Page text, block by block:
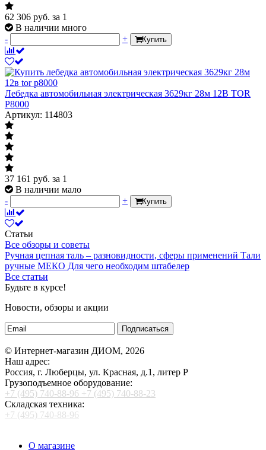
62 306 руб. за 1
В наличии много
-
+ Купить
Лебедка автомобильная электрическая 3629кг 28м 12В TOR
P8000
Артикул: 114803
37 161 руб. за 1
В наличии мало
-
+ Купить
Статьи
Все обзоры и советы
Ручная цепная таль – разновидности, сферы применений Тали
ручные МЕКО Для чего необходим штабелер
Все статьи
Будьте в курсе!
Новости, обзоры и акции
Подписаться
© Интернет-магазин ДИОМ, 2026
Наш адрес:
Россия, г. Люберцы, ул. Красная, д.1, литер Р
Грузоподъемное оборудование:
+7 (495) 740-88-96 +7 (495) 740-88-23
Складская техника:
+7 (495) 740-88-96
О магазине